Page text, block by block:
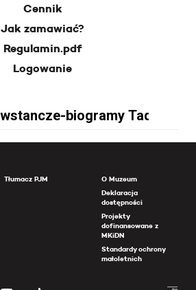
Cennik
Jak zamawiać?
Regulamin.pdf
Logowanie
Tłumacz PJM
O Muzeum
Deklaracja
dostępności
Projekty
dofinansowane z
MKiDN
Standardy ochrony
małoletnich